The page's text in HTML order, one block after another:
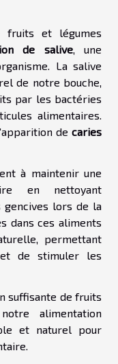
fruits et légumes
de salive, une
La salive
de notre bouche,
par les bactéries
alimentaires.
de caries
à maintenir une
en nettoyant
gencives lors de la
dans ces aliments
permettant
de stimuler les
suffisante de fruits
alimentation
et naturel pour